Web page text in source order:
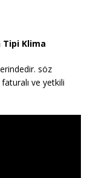
Tipi Klima
söz
ve yetkili